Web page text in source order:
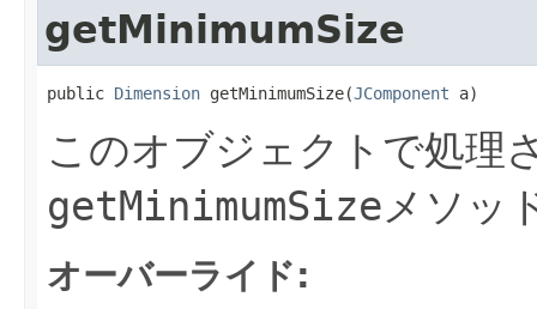
getMinimumSize
public Dimension getMinimumSize​(JComponent a)
このオブジェクトで処理
getMinimumSizeメソッ
オーバーライド: